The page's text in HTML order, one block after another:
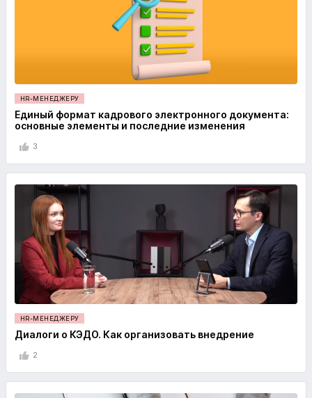
HR-МЕНЕДЖЕРУ
Единый формат кадрового электронного документа:
основные элементы и последние изменения
3
HR-МЕНЕДЖЕРУ
Диалоги о КЭДО. Как организовать внедрение
2